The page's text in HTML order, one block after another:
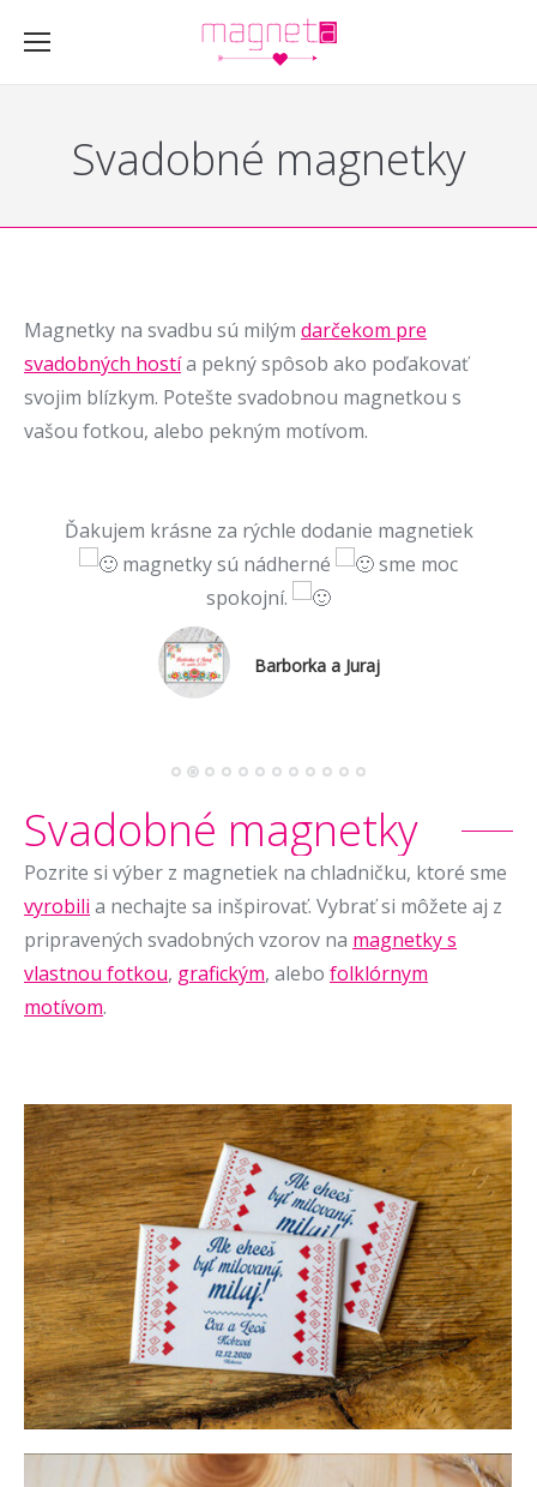
Svadobné magnetky
Magnetky na svadbu sú milým darčekom pre
svadobných hostía pekný spôsob ako poďakovať
svojim blízkym. Potešte svadobnou magnetkou s
vašou fotkou, alebo pekným motívom.
Dobrý deň, dnes som si bola pre magnetky, sú
krásne. Veľmi pekne vám ďakujem.
Svadobné magnetky
Pozrite si výber z magnetiek na chladničku, ktoré sme
vyrobili a nechajte sa inšpirovať. Vybrať si môžete aj z
pripravených svadobných vzorov namagnetky s
vlastnou fotkou,grafickým, alebofolklórnym
motívom